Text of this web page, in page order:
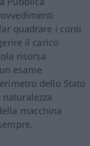
quadrare i conti
il carico
risorsa
esame
dello Stato
macchina